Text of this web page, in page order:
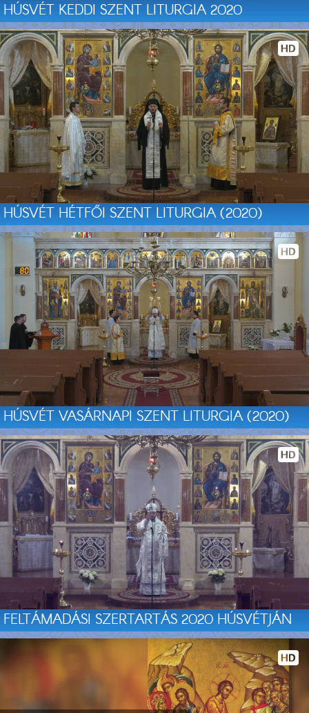
HÚSVÉT KEDDI SZENT LITURGIA 2020
HÚSVÉT HÉTFŐI SZENT LITURGIA (2020)
HÚSVÉT VASÁRNAPI SZENT LITURGIA (2020)
FELTÁMADÁSI SZERTARTÁS 2020 HÚSVÉTJÁN